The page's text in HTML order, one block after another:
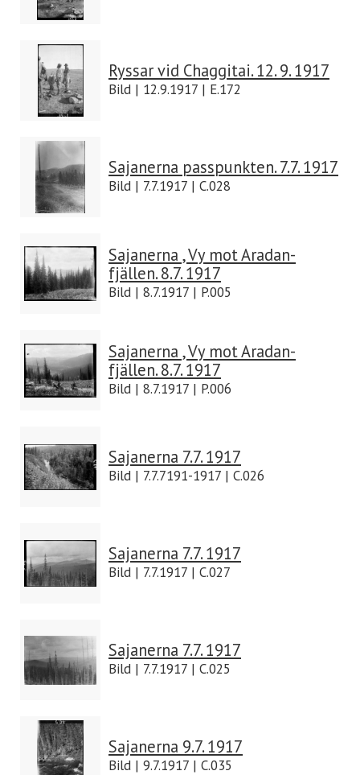
Ryssar vid Chaggitai. 12. 9. 1917
Bild | 12.9.1917 | E.172
Sajanerna passpunkten. 7.7. 1917
Bild | 7.7.1917 | C.028
Sajanerna , Vy mot Aradan-
fjällen. 8.7. 1917
Bild | 8.7.1917 | P.005
Sajanerna , Vy mot Aradan-
fjällen. 8.7. 1917
Bild | 8.7.1917 | P.006
Sajanerna 7.7. 1917
Bild | 7.7.7191-1917 | C.026
Sajanerna 7.7. 1917
Bild | 7.7.1917 | C.027
Sajanerna 7.7. 1917
Bild | 7.7.1917 | C.025
Sajanerna 9.7. 1917
Bild | 9.7.1917 | C.035